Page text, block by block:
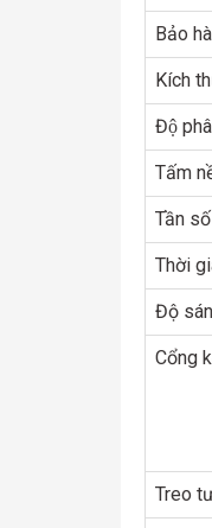
Bảo
Kích
Độ
Tấm
Tần
Thời
Độ
Cổng
Treo